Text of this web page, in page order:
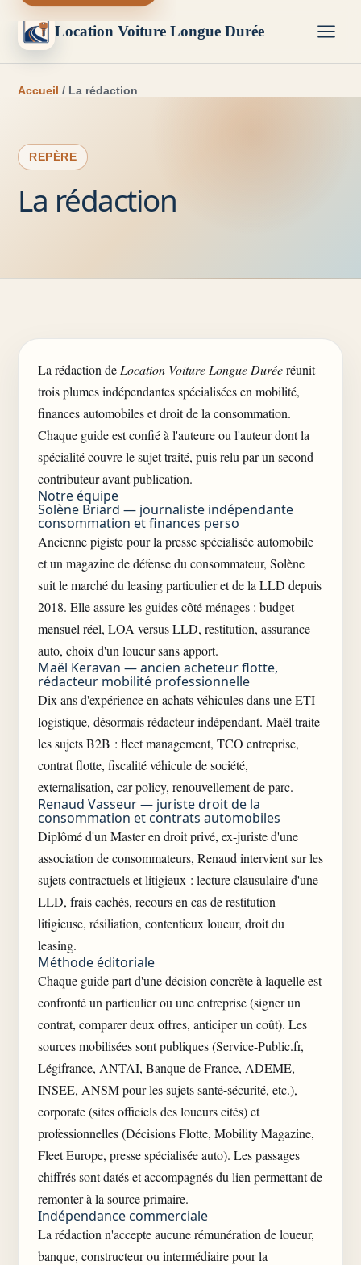
Location Voiture Longue Durée
Accueil / La rédaction
REPÈRE
La rédaction
La rédaction de Location Voiture Longue Duréeréunit
trois plumes indépendantes spécialisées en mobilité,
finances automobiles et droit de la consommation.
Chaque guide est confié à l'auteure ou l'auteur dont la
spécialité couvre le sujet traité, puis relu par un second
contributeur avant publication.
Notre équipe
Solène Briard — journaliste indépendante
consommation et finances perso
Ancienne pigiste pour la presse spécialisée automobile
et un magazine de défense du consommateur, Solène
suit le marché du leasing particulier et de la LLD depuis
2018. Elle assure les guides côté ménages : budget
mensuel réel, LOA versus LLD, restitution, assurance
auto, choix d'un loueur sans apport.
Maël Keravan — ancien acheteur flotte,
rédacteur mobilité professionnelle
Dix ans d'expérience en achats véhicules dans une ETI
logistique, désormais rédacteur indépendant. Maël traite
les sujets B2B : fleet management, TCO entreprise,
contrat flotte, fiscalité véhicule de société,
externalisation, car policy, renouvellement de parc.
Renaud Vasseur — juriste droit de la
consommation et contrats automobiles
Diplômé d'un Master en droit privé, ex-juriste d'une
association de consommateurs, Renaud intervient sur les
sujets contractuels et litigieux : lecture clausulaire d'une
LLD, frais cachés, recours en cas de restitution
litigieuse, résiliation, contentieux loueur, droit du
leasing.
Méthode éditoriale
Chaque guide part d'une décision concrète à laquelle est
confronté un particulier ou une entreprise (signer un
contrat, comparer deux offres, anticiper un coût). Les
sources mobilisées sont publiques (Service-Public.fr,
Légifrance, ANTAI, Banque de France, ADEME,
INSEE, ANSM pour les sujets santé-sécurité, etc.),
corporate (sites officiels des loueurs cités) et
professionnelles (Décisions Flotte, Mobility Magazine,
Fleet Europe, presse spécialisée auto). Les passages
chiffrés sont datés et accompagnés du lien permettant de
remonter à la source primaire.
Indépendance commerciale
La rédaction n'accepte aucune rémunération de loueur,
banque, constructeur ou intermédiaire pour la